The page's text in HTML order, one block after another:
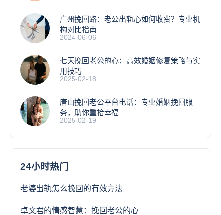
广州挽回路：老公出轨心如何收费？专业机
构对比指南
2024-06-06
七天挽回老公的心：高效婚姻修复策略与实
用技巧
2025-02-18
唐山挽回老公平台电话：专业婚姻挽回服
务，助你重拾幸福
2025-02-19
24小时热门
老婆出轨怎么挽回的有效方法
卓文君的情感智慧：挽回老公的心